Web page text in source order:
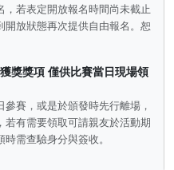
若表定開放報名時間尚未截止
放狀態再次提供自由報名。恕
獲獎獎項 僅供比賽當日現場領
賽，或是於頒發時先行離場，
若有需要領取可請親友於活動期
需查驗身分與簽收。